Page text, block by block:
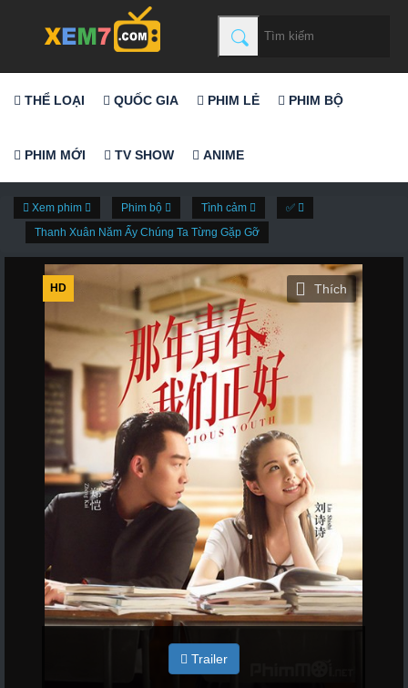
THỂ LOẠI QUỐC GIA PHIM LẺ PHIM BỘ
PHIM MỚI TV SHOW ANIME
Xem phim Phim bộ Tình cảm
✅
Thanh Xuân Năm Ấy Chúng Ta Từng Gặp Gỡ
HD
Trailer